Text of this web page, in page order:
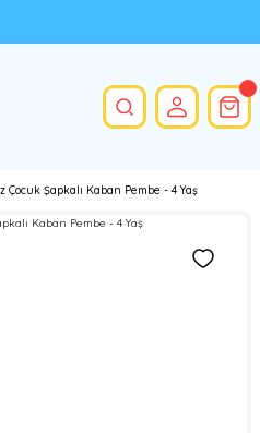
Çocuk Şapkalı Kaban Pembe - 4 Yaş